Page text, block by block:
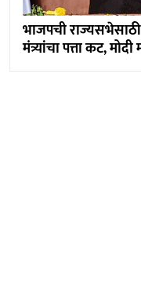
भाजपची
मंत्र्यांचा पत्ता कट,